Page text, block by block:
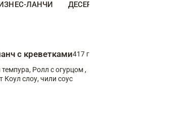
ЛАНЧИ ДЕСЕРТЫ
с креветками417 г
темпура, Ролл с огурцом ,
Коул слоу, чили соус